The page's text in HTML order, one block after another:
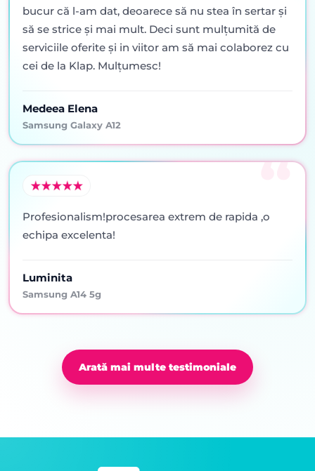
bucur că l-am dat, deoarece să nu stea în sertar şi
să se strice şi mai mult. Deci sunt mulţumită de
serviciile oferite şi in viitor am să mai colaborez cu
cei de la Klap. Mulţumesc!
Medeea Elena
Samsung Galaxy A12
Profesionalism!procesarea extrem de rapida ,o
echipa excelenta!
Luminita
Samsung A14 5g
Arată mai multe testimoniale